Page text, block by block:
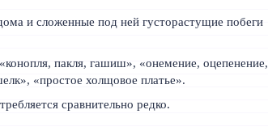
и сложенные под ней густорастущие побеги
пакля, гашиш», «онемение, оцепенение,
«простое холщовое платье».
сравнительно редко.